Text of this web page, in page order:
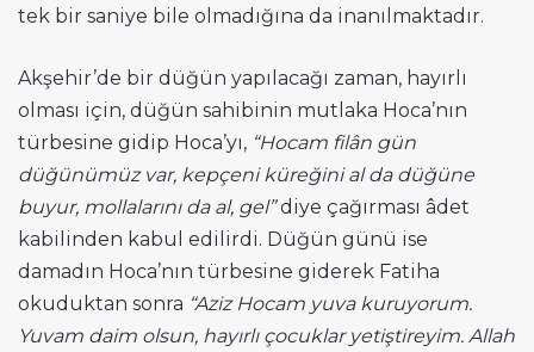
tek bir saniye bile olmadığına da inanılmaktadır.
Akşehir’de bir düğün yapılacağı zaman, hayırlı
olması için, düğün sahibinin mutlaka Hoca’nın
türbesine gidip Hoca’yı, “Hocam filân gün
düğünümüz var, kepçeni küreğini al da düğüne
buyur, mollalarını da al, gel”diye çağırması âdet
kabilinden kabul edilirdi. Düğün günü ise
damadın Hoca’nın türbesine giderek Fatiha
okuduktan sonra “Aziz Hocam yuva kuruyorum.
Yuvam daim olsun, hayırlı çocuklar yetiştireyim. Allah